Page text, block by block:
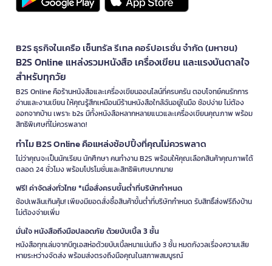
B2S ธุรกิจในเครือ เซ็นทรัล รีเทล คอร์ปอเรชั่น จำกัด (มหาชน)
B2S Online แหล่งรวมหนังสือ เครื่องเขียน และแรงบันดาลใจ
สำหรับทุกวัย
B2S Online คือร้านหนังสือและเครื่องเขียนออนไลน์ที่ครบครัน ตอบโจทย์คนรักการ
อ่านและงานเขียน ให้คุณรู้สึกเหมือนมีร้านหนังสือใกล้ฉันอยู่ในมือ ช้อปง่าย ไม่ต้อง
ออกจากบ้าน เพราะ b2s มีทั้งหนังสือหลากหลายแนวและเครื่องเขียนคุณภาพ พร้อม
สิทธิพิเศษที่ไม่ควรพลาด!
ทำไม B2S Online คือแหล่งช้อปปิ้งที่คุณไม่ควรพลาด
ไม่ว่าคุณจะเป็นนักเรียน นักศึกษา คนทำงาน B2S พร้อมให้คุณเลือกสินค้าคุณภาพได้
ตลอด 24 ชั่วโมง พร้อมโปรโมชั่นและสิทธิพิเศษมากมาย
ฟรี! ค่าจัดส่งทั่วไทย *เมื่อสั่งครบขั้นต่ำที่บริษัทกำหนด
ช้อปเพลินเกินคุ้ม! เพียงมียอดสั่งซื้อสินค้าขั้นต่ำที่บริษัทกำหนด รับสิทธิ์ส่งฟรีถึงบ้าน
ไม่ต้องจ่ายเพิ่ม
มั่นใจ หนังสือถึงมือปลอดภัย ด้วยบับเบิ้ล 3 ชั้น
หนังสือทุกเล่มจากบีทูเอสห่อด้วยบับเบิ้ลหนาแน่นถึง 3 ชั้น หมดกังวลเรื่องความเสีย
หายระหว่างจัดส่ง พร้อมส่งตรงถึงมือคุณในสภาพสมบูรณ์